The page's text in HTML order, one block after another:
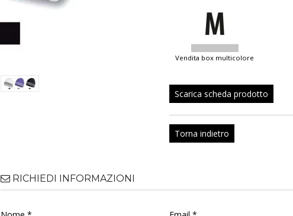
vendita box multicolore
Scarica scheda prodotto
Torna indietro
RICHIEDI INFORMAZIONI